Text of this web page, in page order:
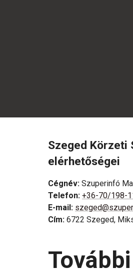
Szeged Körzeti
elérhetőségei
Cégnév: Szuperinfó
Telefon: +36-70/198-
E-mail:
Cím: 6722 Szeged,